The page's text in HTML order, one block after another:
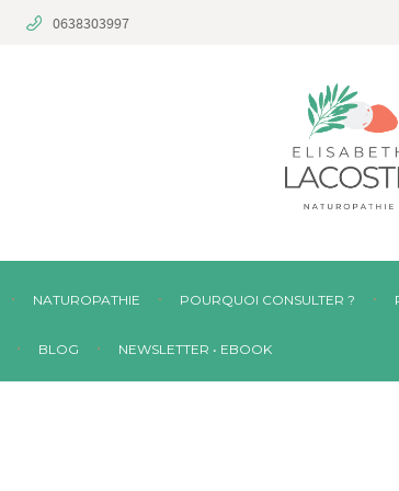
0638303997
NATUROPATHIE POURQUOI CONSULTER ?
BLOG NEWSLETTER • EBOOK